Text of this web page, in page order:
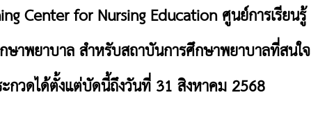
Center for Nursing Education ศูนย์การเรียนรู้
ษาพยาบาลสำหรับสถาบันการศึกษาพยาบาลที่สนใจ
ะกวดได้ตั้งแต่บัดนี้ถึงวันที่ 31 สิงหาคม 2568